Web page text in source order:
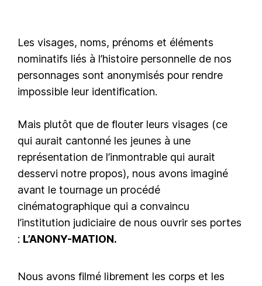
Les visages, noms, prénoms et éléments
nominatifs liés à l’histoire personnelle de nos
personnages sont anonymisés pour rendre
impossible leur identification.
Mais plutôt que de flouter leurs visages (ce
qui aurait cantonné les jeunes à une
représentation de l’inmontrable qui aurait
desservi notre propos), nous avons imaginé
avant le tournage un procédé
cinématographique qui a convaincu
l’institution judiciaire de nous ouvrir ses portes
: L’ANONY-MATION.
Nous avons filmé librement les corps et les